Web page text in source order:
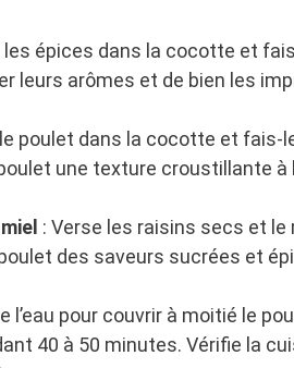
les épices dans la cocotte et
leurs arômes et de bien les
poulet dans la cocotte et fais-
une texture croustillante à
: Verse les raisins secs et
des saveurs sucrées et
l’eau pour couvrir à moitié le
40 à 50 minutes. Vérifie la